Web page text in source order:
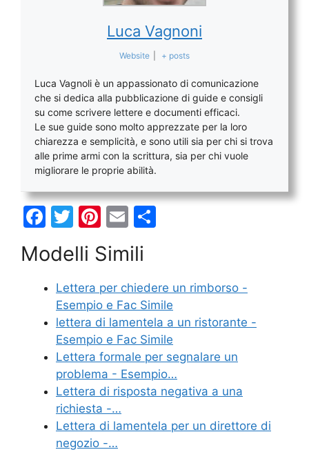
Luca Vagnoni
Website + posts
Luca Vagnoli è un appassionato di comunicazione
che si dedica alla pubblicazione di guide e consigli
su come scrivere lettere e documenti efficaci.
Le sue guide sono molto apprezzate per la loro
chiarezza e semplicità, e sono utili sia per chi si trova
alle prime armi con la scrittura, sia per chi vuole
migliorare le proprie abilità.
F
c
e
b
o
o
k
T
itt
er
Pi
er
e
st
E
ai
l
di
vi
di
Modelli Simili
Lettera per chiedere un rimborso -
Esempio e Fac Simile
lettera di lamentela a un ristorante -
Esempio e Fac Simile
Lettera formale per segnalare un
problema - Esempio…
Lettera di risposta negativa a una
richiesta -…
Lettera di lamentela per un direttore di
negozio -…